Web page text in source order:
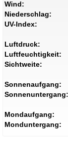
Wind:
Niederschlag:
UV-Index:
Luftdruck:
Luftfeuchtigkeit:
Sichtweite:
Sonnenaufgang:
Sonnenuntergang:
Mondaufgang:
Monduntergang: